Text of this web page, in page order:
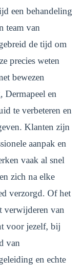
een behandeling
team van
de tijd om
precies weten
bewezen
Dermapeel en
te verbeteren en
Klanten zijn
aanpak en
vaak al snel
zich na elke
verzorgd. Of het
verwijderen van
voor jezelf, bij
van
en echte